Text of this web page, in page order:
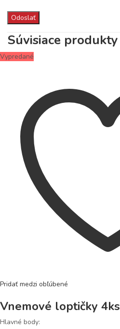
Súvisiace produkty
Vypredané
Pridať medzi obľúbené
Vnemové loptičky 4ks
Hlavné body: